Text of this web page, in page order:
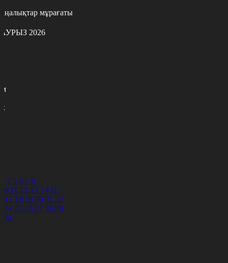
мұрағаты
2026
4 5 6 7 8
10 11 12 13 14 15
17 18 19 20 21 22
24 25 26 27 28 29
31